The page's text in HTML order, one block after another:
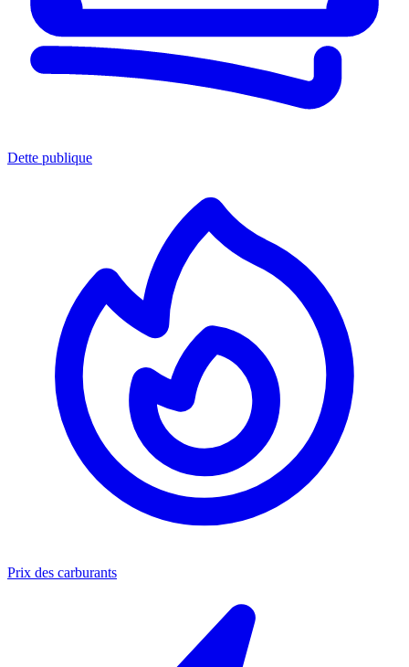
Dette publique
Prix des carburants